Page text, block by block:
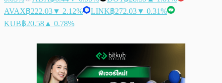
AVAX฿222.03▼ 2.12% LINK฿272.03▼ 0.31%
KUB฿20.58 ▲ 0.78%